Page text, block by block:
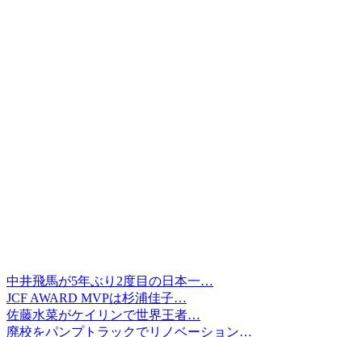
中井飛馬が5年ぶり2度目の日本一…
JCF AWARD MVPは杉浦佳子…
佐藤水菜がケイリンで世界王者…
廃校をパンプトラックでリノベーション…